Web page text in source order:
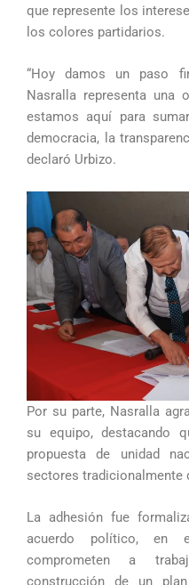
que represente los
los colores partidarios.
“Hoy damos un paso
Nasralla representa una
estamos aquí para
democracia, la
declaró Urbizo.
Por su parte, Nasralla
su equipo, destacando
propuesta de unidad
sectores tradicionalmente
La adhesión fue
acuerdo político, en
comprometen a